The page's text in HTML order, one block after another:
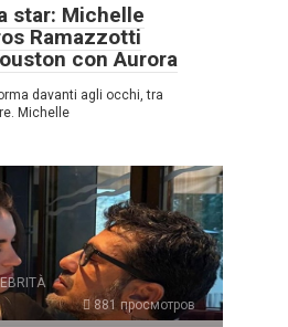
star: Michelle
Ramazzotti
con Aurora
davanti agli occhi, tra
Michelle
881 просмотров